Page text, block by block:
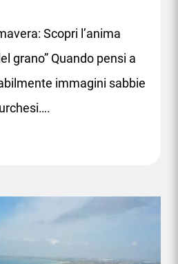
Scopri l’anima
grano” Quando pensi a
immagini sabbie